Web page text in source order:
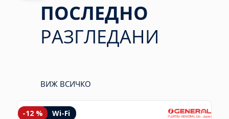
ПОСЛЕДНО
РАЗГЛЕДАНИ
ВИЖ ВСИЧКО
-12 % Wi-Fi